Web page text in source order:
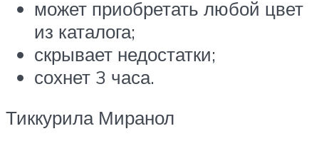
может приобретать любой цвет
из каталога;
скрывает недостатки;
сохнет 3 часа.
Тиккурила Миранол